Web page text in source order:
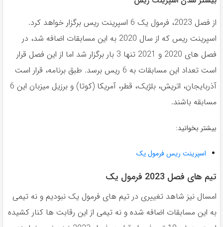
از فصل 2023، فرمول یک 6 اسپرینت ریس برگزار خواهد کرد.
اسپرینت ریس که از سال 2020 به این مسابقات اضافه شد، در
فصل های 2020 و 2021 تنها 3 بار برگزار شد اما از این فصل قرار
است تعداد این مسابقات به 6 ریس برسد. طبق برنامه، قرار است
آذربایجان، اتریش، بلژیک، قطر، آمریکا (کوتا) و برزیل میزبان این 6
مسابقه باشند.
بیشتر بخوانید:
اسپرینت ریس فرمول یک
تیم های فصل 2023 فرمول یک
امسال نیز شاهد تغییری در تیم های فرمول یک نبودیم و نه تیمی
به این مسابقات اضافه شده و نه تیمی از این رقابت ها کنار کشیده